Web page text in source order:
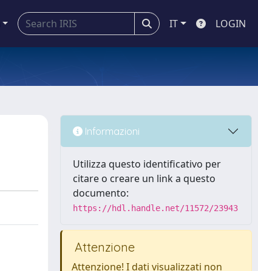
IT LOGIN
Informazioni
Utilizza questo identificativo per
citare o creare un link a questo
documento:
https://hdl.handle.net/11572/23943
Attenzione
Attenzione! I dati visualizzati non